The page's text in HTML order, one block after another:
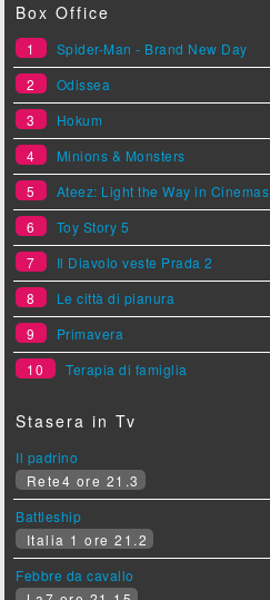
Box Office
1
Spider-Man - Brand New Day
2
Odissea
3
Hokum
4
Minions & Monsters
5
Ateez: Light the Way in Cinemas
6
Toy Story 5
7
Il Diavolo veste Prada 2
8
Le città di pianura
9
Primavera
10
Terapia di famiglia
Stasera in Tv
Il padrino
Rete4 ore 21.3
Battleship
Italia 1 ore 21.2
Febbre da cavallo